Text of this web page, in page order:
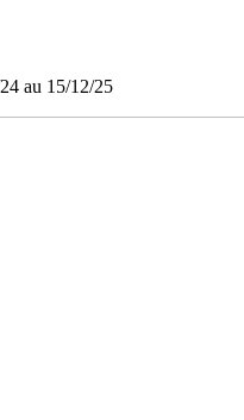
au 15/12/25